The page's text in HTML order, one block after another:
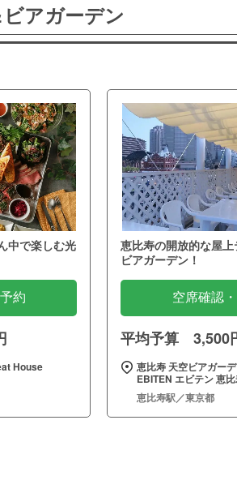
アガーデン
中で楽しむ光
約
House
恵比寿の開放的な屋
ビアガーデン！
空席確認
平均予算 3,500
恵比寿 天空ビアガー
EBITEN エビテン 恵
恵比寿駅／東京都